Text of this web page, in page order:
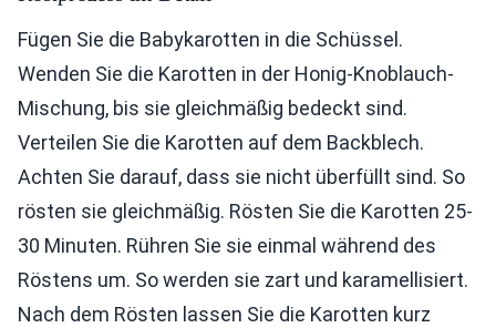
Fügen Sie die Babykarotten in die Schüssel.
Wenden Sie die Karotten in der Honig-Knoblauch-
Mischung, bis sie gleichmäßig bedeckt sind.
Verteilen Sie die Karotten auf dem Backblech.
Achten Sie darauf, dass sie nicht überfüllt sind. So
rösten sie gleichmäßig. Rösten Sie die Karotten 25-
30 Minuten. Rühren Sie sie einmal während des
Röstens um. So werden sie zart und karamellisiert.
Nach dem Rösten lassen Sie die Karotten kurz